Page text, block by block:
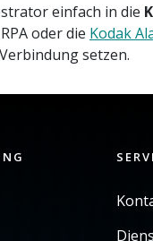
einfach in die
oder die Kodak
setzen.